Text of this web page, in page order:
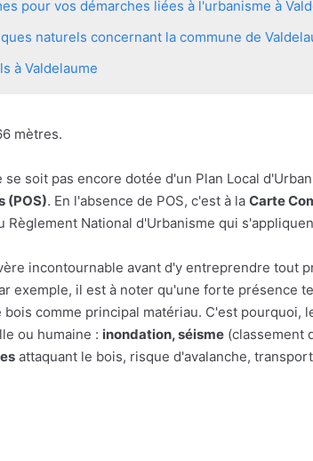
pour vos démarches liées à l'urbanisme à
naturels concernant la commune de
à Valdelaume
mètres.
soit pas encore dotée d'un Plan Local
(POS). En l'absence de POS, c'est à la Carte
National d'Urbanisme qui
incontournable avant d'y entreprendre tout
exemple, il est à noter qu'une forte présence
comme principal matériau. C'est pourquoi,
ou humaine : inondation, séisme (classement
attaquant le bois, risque d'avalanche,